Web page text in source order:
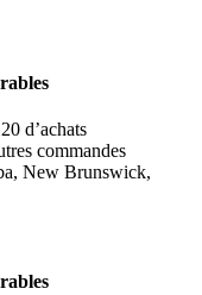
d’achats
commandes
New Brunswick,